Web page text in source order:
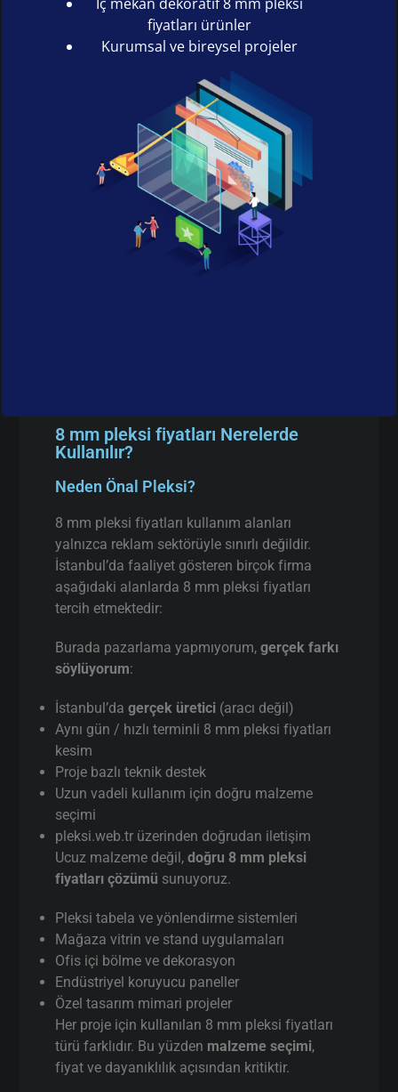
fiyatları ürünler
Kurumsal ve bireysel projeler
8 mm pleksi fiyatları Nerelerde
Kullanılır?
Neden Önal Pleksi?
8 mm pleksi fiyatları kullanım alanları
yalnızca reklam sektörüyle sınırlı değildir.
İstanbul’da faaliyet gösteren birçok firma
aşağıdaki alanlarda 8 mm pleksi fiyatları
tercih etmektedir:
Burada pazarlama yapmıyorum,gerçek farkı
söylüyorum:
İstanbul’dagerçek üretici (aracı değil)
Aynı gün / hızlı terminli 8 mm pleksi fiyatları
kesim
Proje bazlı teknik destek
Uzun vadeli kullanım için doğru malzeme
seçimi
pleksi.web.tr üzerinden doğrudan iletişim
Ucuz malzeme değil,doğru 8 mm pleksi
fiyatları çözümü sunuyoruz.
Pleksi tabela ve yönlendirme sistemleri
Mağaza vitrin ve stand uygulamaları
Ofis içi bölme ve dekorasyon
Endüstriyel koruyucu paneller
Özel tasarım mimari projeler
Her proje için kullanılan 8 mm pleksi fiyatları
türü farklıdır. Bu yüzden malzeme seçimi,
fiyat ve dayanıklılık açısından kritiktir.